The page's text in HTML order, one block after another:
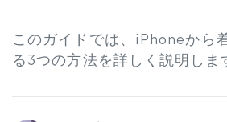
このガイドでは、iPhoneから
る3つの方法を詳しく説明しま